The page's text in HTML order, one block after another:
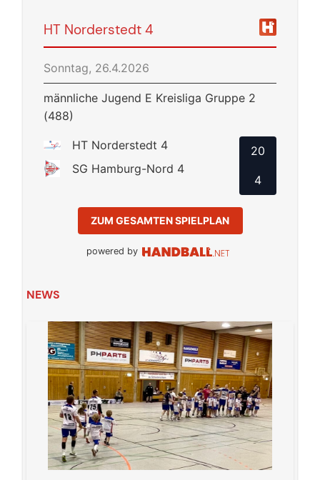
HT Norderstedt 4
Sonntag, 26.4.2026
männliche Jugend E Kreisliga Gruppe 2
(488)
HT Norderstedt 4
SG Hamburg-Nord 4
20
4
ZUM GESAMTEN SPIELPLAN
powered by
NEWS